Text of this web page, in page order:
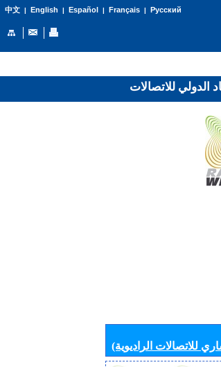
中文| English | Español | Français| Русский
للاتصالات الراديوية)
الدولي للاتصالات